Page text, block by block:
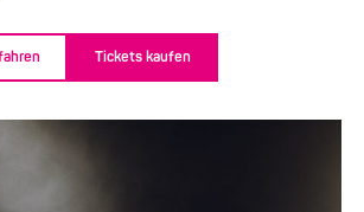
Tickets kaufen